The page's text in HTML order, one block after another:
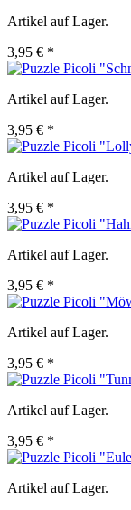
Artikel auf Lager.
3,95 € *
Artikel auf Lager.
3,95 € *
Artikel auf Lager.
3,95 € *
Artikel auf Lager.
3,95 € *
Artikel auf Lager.
3,95 € *
Artikel auf Lager.
3,95 € *
Artikel auf Lager.